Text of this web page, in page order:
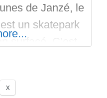
de Janzé, le
un skatepark
surfacé. C’est
fin du mois de
mètres de
X